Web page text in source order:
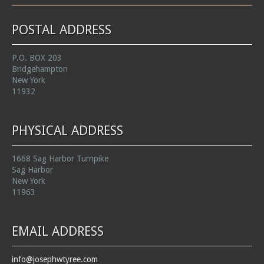
POSTAL ADDRESS
P.O. BOX 203
Bridgehampton
New York
11932
PHYSICAL ADDRESS
1668 Sag Harbor Turnpike
Sag Harbor
New York
11963
EMAIL ADDRESS
info@josephwtyree.com